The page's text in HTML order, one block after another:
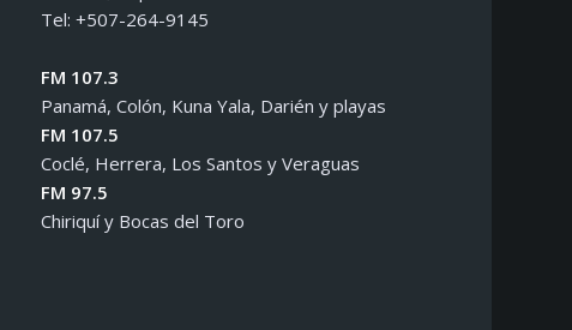
Tel: +507-264-9145
FM 107.3
Panamá, Colón, Kuna Yala, Darién y playas
FM 107.5
Coclé, Herrera, Los Santos y Veraguas
FM 97.5
Chiriquí y Bocas del Toro